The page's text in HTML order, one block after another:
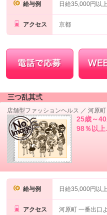
給与例 日給35,000円以
アクセス 京都
三つ乱其弍
店舗型ファッションヘルス ／河原町
25歳～
98％以上
給与例 日給35,000円以上
アクセス 河原町 一番出口